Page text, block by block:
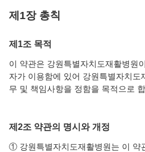
제1장 총칙
제1조 목적
이 약관은 강원특별자치도재활병원
자가 이용함에 있어 강원특별자치도
무 및 책임사항을 정함을 목적으로
제2조 약관의 명시와 개정
① 강원특별자치도재활병원는 이 약